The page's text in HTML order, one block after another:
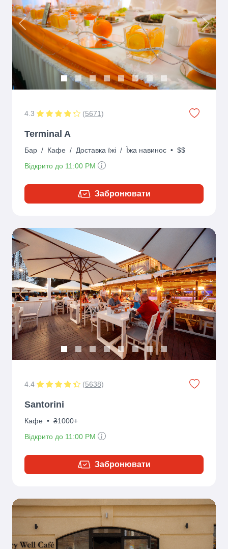
Previous Next
4.3 (5671)
Terminal A
Бар / Кафе / Доставка їжі / Їжа навинос • $$
Відкрито до 11:00 PM
Забронювати
Previous Next
4.4 (5638)
Santorini
Кафе • ₴1000+
Відкрито до 11:00 PM
Забронювати